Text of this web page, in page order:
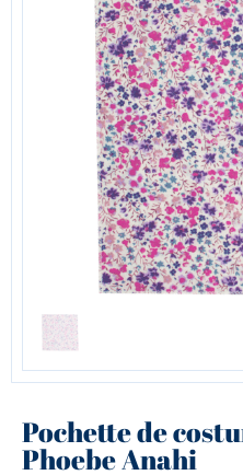
Pochette de
Phoebe Anahi